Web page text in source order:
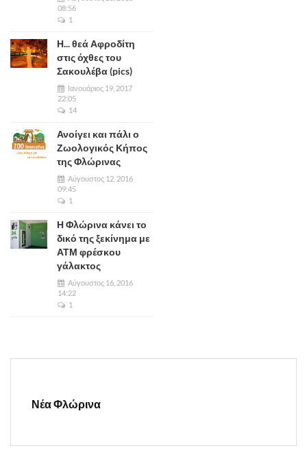
08:56
1
Η... θεά Αφροδίτη
στις όχθες του
Σακουλέβα (pics)
Ιανουάριος 19, 2017
22:05
14
Ανοίγει και πάλι ο
Ζωολογικός Κήπος
της Φλώρινας
Αύγουστος 12, 2016
09:45
1
Η Φλώρινα κάνει το
δικό της ξεκίνημα με
ΑΤΜ φρέσκου
γάλακτος
Αύγουστος 16, 2016
14:22
1
Νέα Φλώρινα